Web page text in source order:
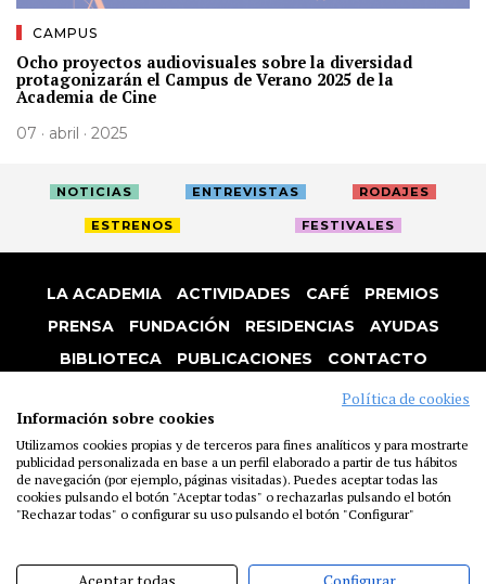
CAMPUS
Ocho proyectos audiovisuales sobre la diversidad
protagonizarán el Campus de Verano 2025 de la
Academia de Cine
07 · abril · 2025
NOTICIAS ENTREVISTAS RODAJES
ESTRENOS FESTIVALES
LA ACADEMIA ACTIVIDADES CAFÉ
PREMIOS
PRENSA
FUNDACIÓN RESIDENCIAS
AYUDAS
BIBLIOTECA
PUBLICACIONES
CONTACTO
COOKIES
Política de cookies
Información sobre cookies
Utilizamos cookies propias y de terceros para fines analíticos y para mostrarte
publicidad personalizada en base a un perfil elaborado a partir de tus hábitos
de navegación (por ejemplo, páginas visitadas). Puedes aceptar todas las
cookies pulsando el botón "Aceptar todas" o rechazarlas pulsando el botón
"Rechazar todas" o configurar su uso pulsando el botón "Configurar"